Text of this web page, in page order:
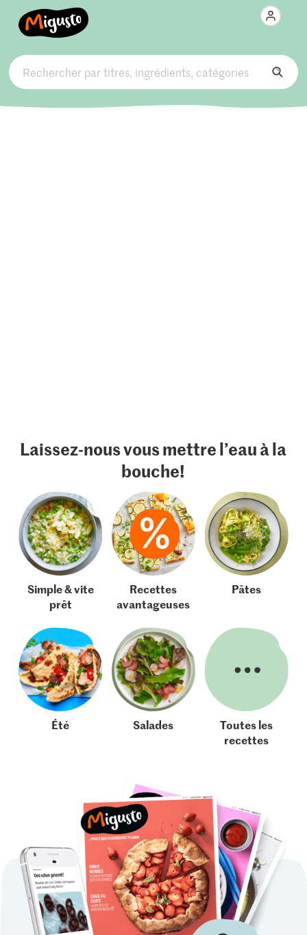
Laissez-nous vous mettre l’eau à la
bouche!
Simple & vite
prêt
Recettes
avantageuses
Pâtes
Été Salades
Toutes les
recettes